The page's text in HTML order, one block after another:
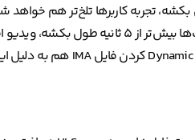
تجربه کاربر‌ها تلخ‌تر هم